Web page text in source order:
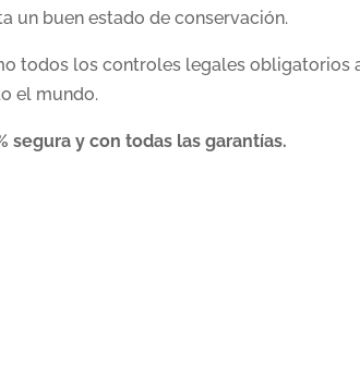
un buen estado de conservación.
todos los controles legales obligatorios
el mundo.
segura y con todas las garantías.